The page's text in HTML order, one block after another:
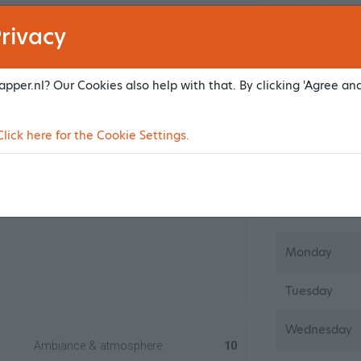
Result treatment
Ambiance & atmosphere
10
Monday
Tuesday
Wednesday
Our Cookies also help with that. By clicking 'Agree
here for the Cookie Settings.